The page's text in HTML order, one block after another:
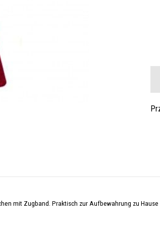
mit Zugband. Praktisch zur Aufbewahrung zu Hause